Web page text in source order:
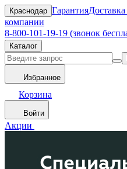
Краснодар Гарантия
компании
8-800-101-19-19 (звонок
Каталог
Избранное
Корзина
Войти
Акции